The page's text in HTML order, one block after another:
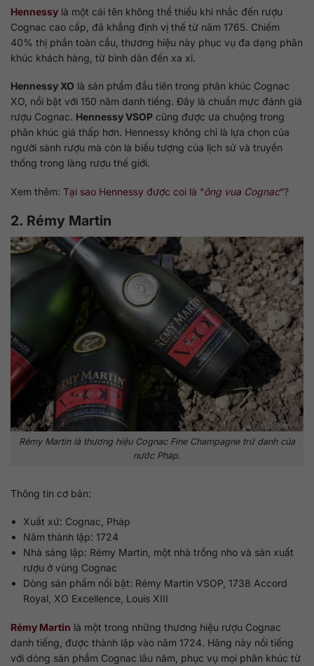
Hennessy là một cái tên không thể thiếu khi nhắc đến rượu
Cognac cao cấp, đã khẳng định vị thế từ năm 1765. Chiếm
40% thị phần toàn cầu, thương hiệu này phục vụ đa dạng phân
khúc khách hàng, từ bình dân đến xa xỉ.
Hennessy XO là sản phẩm đầu tiên trong phân khúc Cognac
XO, nổi bật với 150 năm danh tiếng. Đây là chuẩn mực đánh giá
rượu Cognac. Hennessy VSOP cũng được ưa chuộng trong
phân khúc giá thấp hơn. Hennessy không chỉ là lựa chọn của
người sành rượu mà còn là biểu tượng của lịch sử và truyền
thống trong làng rượu thế giới.
Xem thêm: Tại sao Hennessy được coi là “ông vua Cognac”?
2. Rémy Martin
Rémy Martin là thương hiệu Cognac Fine Champagne trứ danh của
nước Pháp.
Thông tin cơ bản:
Xuất xứ: Cognac, Pháp
Năm thành lập: 1724
Nhà sáng lập: Rémy Martin, một nhà trồng nho và sản xuất
rượu ở vùng Cognac
Dòng sản phẩm nổi bật: Rémy Martin VSOP, 1738 Accord
Royal, XO Excellence, Louis XIII
Rémy Martin là một trong những thương hiệu rượu Cognac
danh tiếng, được thành lập vào năm 1724. Hãng này nổi tiếng
với dòng sản phẩm Cognac lâu năm, phục vụ mọi phân khúc từ